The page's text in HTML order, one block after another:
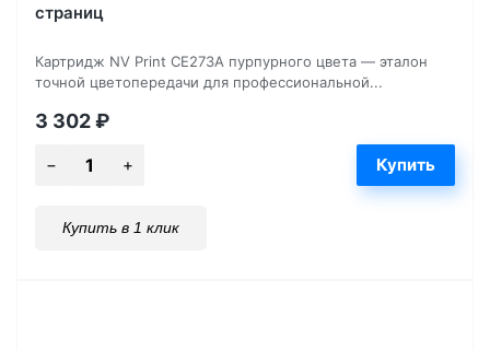
страниц
Картридж NV Print CE273A пурпурного цвета — эталон
точной цветопередачи для профессиональной...
3 302₽
Купить в 1 клик